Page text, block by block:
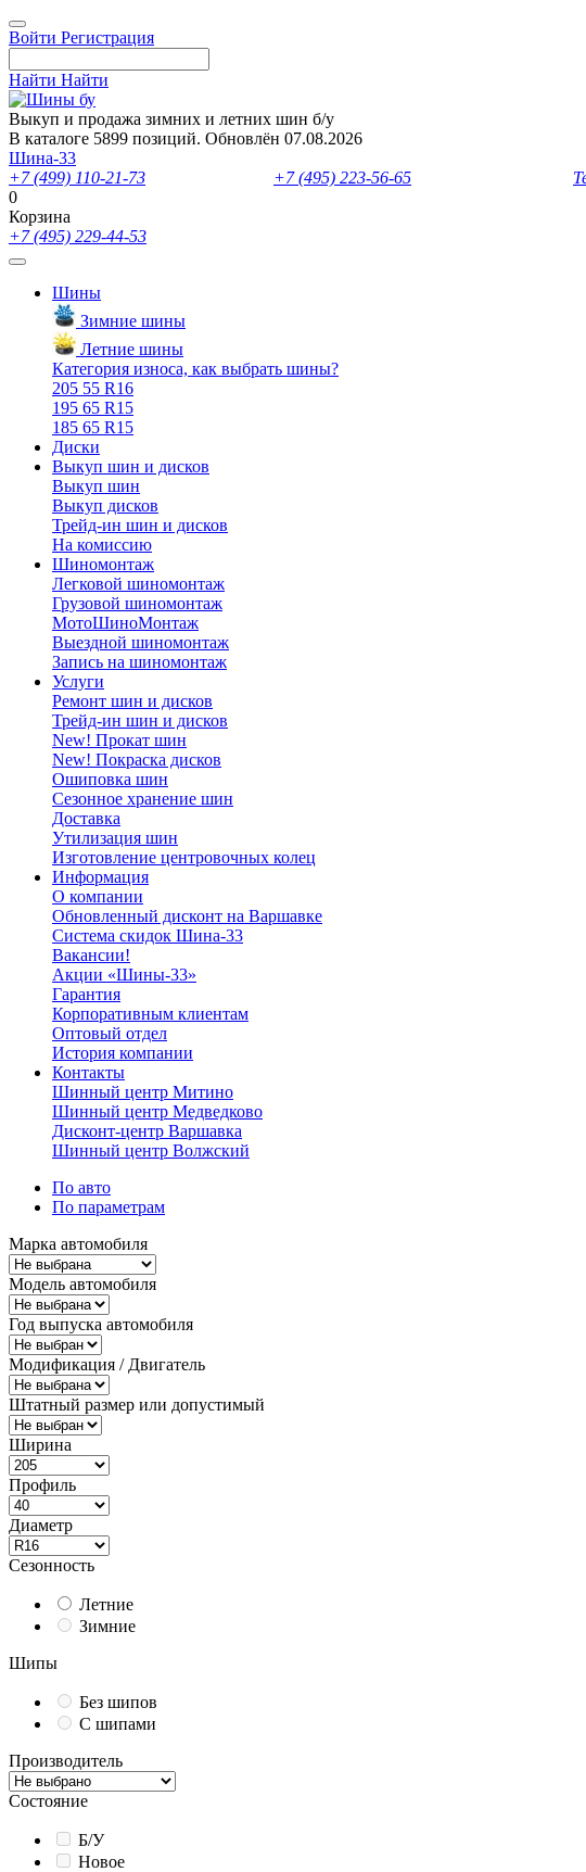
Войти Регистрация
Найти Найти
Выкуп и продажа зимних и летних шин б/у
В каталоге 5899 позиций. Обновлён 07.08.2026
Шина-33
+7 (499) 110-21-73
+7 (495) 223-56-65
0
Корзина
+7 (495) 229-44-53
Шины
Зимние шины
Летние шины
Категория износа, как выбрать шины?
205 55 R16
195 65 R15
185 65 R15
Диски
Выкуп шин и дисков
Выкуп шин
Выкуп дисков
Трейд-ин шин и дисков
На комиссию
Шиномонтаж
Легковой шиномонтаж
Грузовой шиномонтаж
МотоШиноМонтаж
Выездной шиномонтаж
Запись на шиномонтаж
Услуги
Ремонт шин и дисков
Трейд-ин шин и дисков
New! Прокат шин
New! Покраска дисков
Ошиповка шин
Сезонное хранение шин
Доставка
Утилизация шин
Изготовление центровочных колец
Информация
О компании
Обновленный дисконт на Варшавке
Система скидок Шина-33
Вакансии!
Акции «Шины-33»
Гарантия
Корпоративным клиентам
Оптовый отдел
История компании
Контакты
Шинный центр Митино
Шинный центр Медведково
Дисконт-центр Варшавка
Шинный центр Волжский
По авто
По параметрам
Марка автомобиля
Модель автомобиля
Год выпуска автомобиля
Модификация / Двигатель
Штатный размер или допустимый
Ширина
Профиль
Диаметр
Сезонность
Летние
Зимние
Шипы
Без шипов
С шипами
Производитель
Состояние
Б/У
Новое